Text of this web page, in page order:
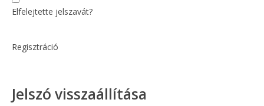
Elfelejtette jelszavát?
Regisztráció
Jelszó visszaállítása